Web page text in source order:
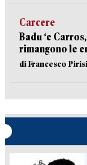
Carcere
Badu ‘e
rimangono le
di Francesco Pirisi